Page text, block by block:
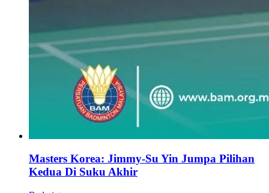
Masters Korea: Jimmy-Su Yin Jumpa Pilihan
Kedua Di Suku Akhir